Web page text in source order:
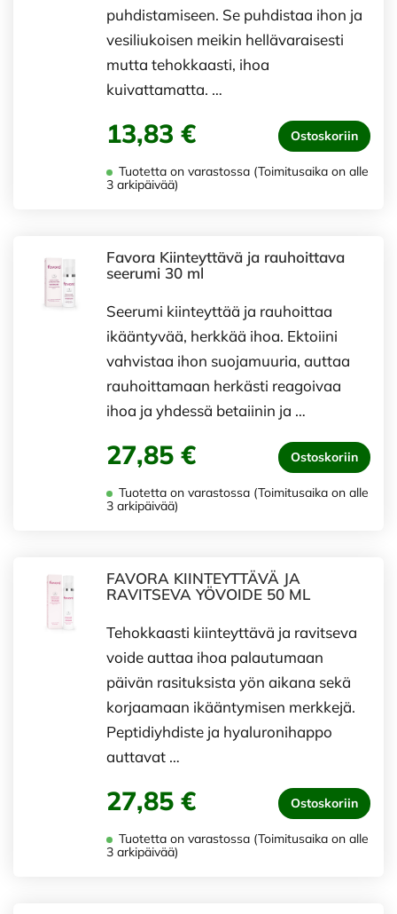
puhdistamiseen. Se puhdistaa ihon ja
vesiliukoisen meikin hellävaraisesti
mutta tehokkaasti, ihoa
kuivattamatta. …
13,83 € Ostoskoriin
Tuotetta on varastossa (Toimitusaika on alle
3 arkipäivää)
Favora Kiinteyttävä ja rauhoittava
seerumi 30 ml
Seerumi kiinteyttää ja rauhoittaa
ikääntyvää, herkkää ihoa. Ektoiini
vahvistaa ihon suojamuuria, auttaa
rauhoittamaan herkästi reagoivaa
ihoa ja yhdessä betaiinin ja …
27,85 € Ostoskoriin
Tuotetta on varastossa (Toimitusaika on alle
3 arkipäivää)
FAVORA KIINTEYTTÄVÄ JA
RAVITSEVA YÖVOIDE 50 ML
Tehokkaasti kiinteyttävä ja ravitseva
voide auttaa ihoa palautumaan
päivän rasituksista yön aikana sekä
korjaamaan ikääntymisen merkkejä.
Peptidiyhdiste ja hyaluronihappo
auttavat …
27,85 € Ostoskoriin
Tuotetta on varastossa (Toimitusaika on alle
3 arkipäivää)